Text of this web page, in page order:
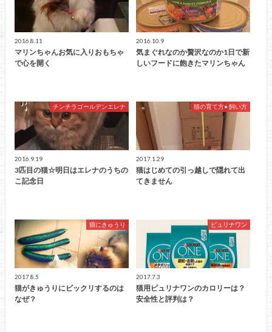
2016.8.11
マリンちゃんお気に入りおもちゃ
で心を開く
2016.10.9
気まぐれなのか贅沢なのか1日で新
しいフードに飽きたマリンちゃん
チンチラゴールデンエレナ
2016.9.19
3匹目の猫☆明日はエレナのうちの
こ記念日
猫の育て方• 飼い方
2017.1.29
猫はじめての引っ越しで隠れて出
てきません
猫にきゅうり
2017.8.5
猫がきゅうりにビックリするのは
なぜ？
ピュリナワン
2017.7.3
猫用ピュリナワンのカロリーは？
安全性と評判は？